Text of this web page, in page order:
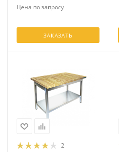
Цена по запросу
ЗАКАЗАТЬ
2